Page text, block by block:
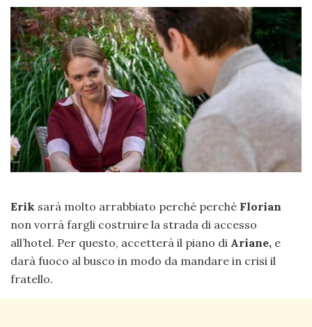
Erik sarà molto arrabbiato perché perché Florian
non vorrà fargli costruire la strada di accesso
all’hotel. Per questo, accetterà il piano di Ariane, e
darà fuoco al busco in modo da mandare in crisi il
fratello.